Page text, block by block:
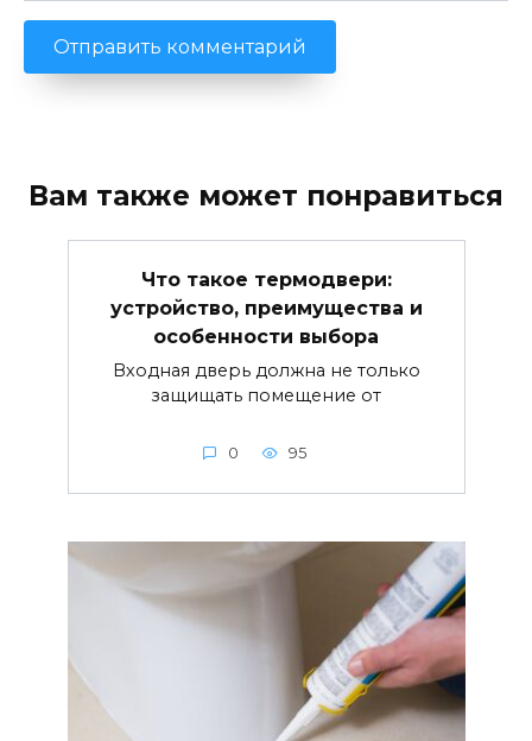
Вам также может понравиться
Что такое термодвери:
устройство, преимущества и
особенности выбора
Входная дверь должна не только
защищать помещение от
0 95